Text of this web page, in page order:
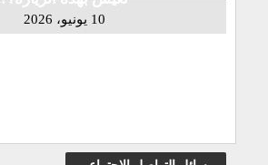
10 يونيو، 2026